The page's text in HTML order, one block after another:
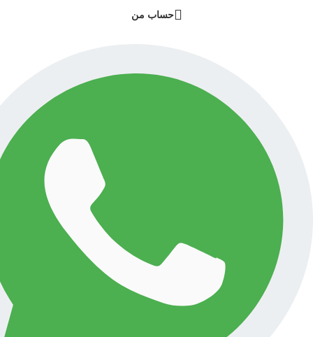
حساب من